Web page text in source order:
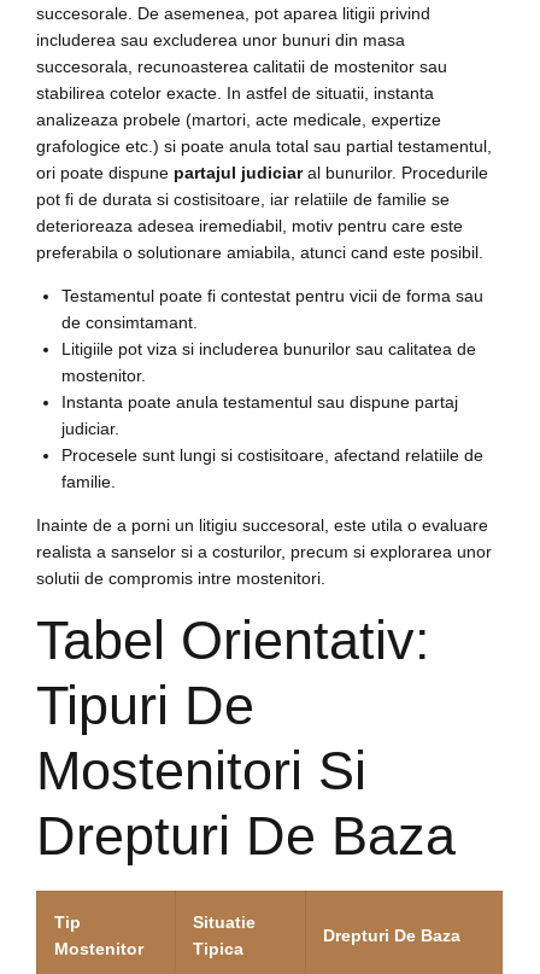
succesorale. De asemenea, pot aparea litigii privind
includerea sau excluderea unor bunuri din masa
succesorala, recunoasterea calitatii de mostenitor sau
stabilirea cotelor exacte. In astfel de situatii, instanta
analizeaza probele (martori, acte medicale, expertize
grafologice etc.) si poate anula total sau partial testamentul,
ori poate dispune partajul judiciaral bunurilor. Procedurile
pot fi de durata si costisitoare, iar relatiile de familie se
deterioreaza adesea iremediabil, motiv pentru care este
preferabila o solutionare amiabila, atunci cand este posibil.
Testamentul poate fi contestat pentru vicii de forma sau
de consimtamant.
Litigiile pot viza si includerea bunurilor sau calitatea de
mostenitor.
Instanta poate anula testamentul sau dispune partaj
judiciar.
Procesele sunt lungi si costisitoare, afectand relatiile de
familie.
Inainte de a porni un litigiu succesoral, este utila o evaluare
realista a sanselor si a costurilor, precum si explorarea unor
solutii de compromis intre mostenitori.
Tabel Orientativ:
Tipuri De
Mostenitori Si
Drepturi De Baza
Tip
Mostenitor
Situatie
Tipica
Drepturi De Baza